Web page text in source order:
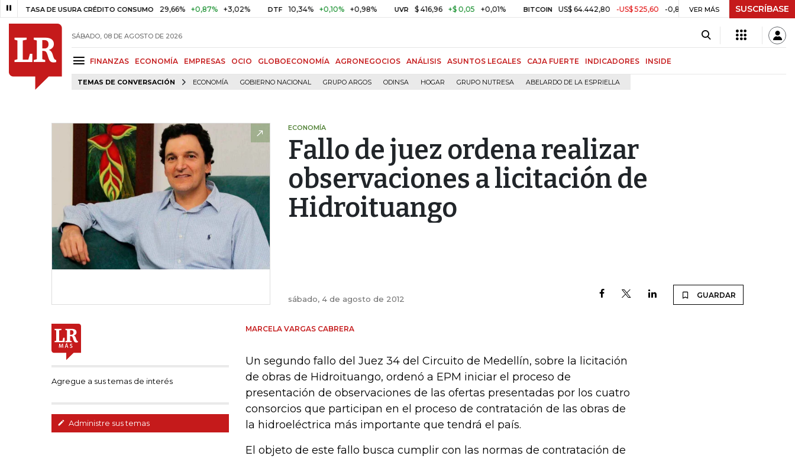
DE USURA CRÉDITO CONSUMO 29,66% +0,87% +3,02% DTF 10,34% +0,10% +0,98% UVR $ 416,96 +$ 0,05 +0,01% BITCOIN US$ 64.442,80 -US$ 525,60 -0,81% TRM $ 3.157,43 -$ 21,97 -
VER MÁS SUSCRÍBASE
SÁBADO, 08 DE AGOSTO DE 2026
FINANZAS ECONOMÍA EMPRESAS OCIO GLOBOECONOMÍA AGRONEGOCIOS ANÁLISIS ASUNTOS LEGALES CAJA FUERTE INDICADORES INSIDE
TEMAS DE CONVERSACIÓN ECONOMÍA GOBIERNO NACIONAL GRUPO ARGOS ODINSA HOGAR GRUPO NUTRESA ABELARDO DE LA ESPRIELLA
ECONOMÍA
Fallo de juez ordena realizar
observaciones a licitación de
Hidroituango
sábado, 4 de agosto de 2012 GUARDAR
Agregue a sus temas de interés
Administre sus temas
MARCELA VARGAS CABRERA
Un segundo fallo del Juez 34 del Circuito de Medellín, sobre la licitación
de obras de Hidroituango, ordenó a EPM iniciar el proceso de
presentación de observaciones de las ofertas presentadas por los cuatro
consorcios que participan en el proceso de contratación de las obras de
la hidroeléctrica más importante que tendrá el país.
El objeto de este fallo busca cumplir con las normas de contratación de